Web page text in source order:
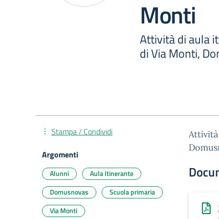
Monti
Attività di aula
di Via Monti,
Stampa / Condividi
Argomenti
Alunni
Aula Itinerante
Domusnovas
Scuola primaria
Via Monti